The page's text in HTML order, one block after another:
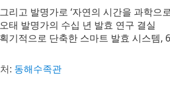
리고 발명가로 ‘자연의 시간을 과학으
태 발명가의 수십 년 발효 연구 결실
기적으로 단축한 스마트 발효 시스템
: 동해수족관